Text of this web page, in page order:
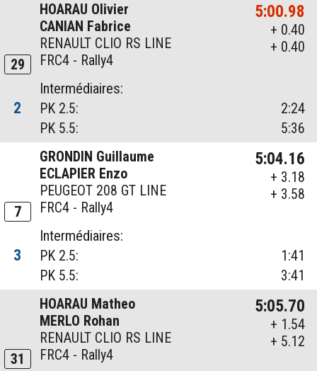
29
HOARAU Olivier
CANIAN Fabrice
RENAULT CLIO RS LINE
FRC4 - Rally4
5:00.98
+ 0.40
+ 0.40
2
Intermédiaires:
PK 2.5:
2:24
PK 5.5:
5:36
7
GRONDIN Guillaume
ECLAPIER Enzo
PEUGEOT 208 GT LINE
FRC4 - Rally4
5:04.16
+ 3.18
+ 3.58
3
Intermédiaires:
PK 2.5:
1:41
PK 5.5:
3:41
31
HOARAU Matheo
MERLO Rohan
RENAULT CLIO RS LINE
FRC4 - Rally4
5:05.70
+ 1.54
+ 5.12